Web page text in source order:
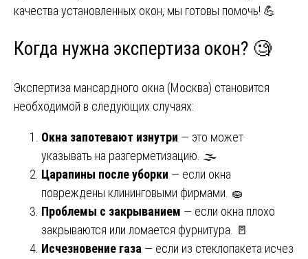
качества установленных окон, мы готовы помочь! 💪
Когда нужна экспертиза окон? 🧐
Экспертиза мансардного окна (Москва) становится
необходимой в следующих случаях:
Окна запотевают изнутри — это может
указывать на разгерметизацию. 🌫️
Царапины после уборки — если окна
повреждены клининговыми фирмами. 🧽
Проблемы с закрыванием — если окна плохо
закрываются или ломается фурнитура. 🚪
Исчезновение газа — если из стеклопакета исчез